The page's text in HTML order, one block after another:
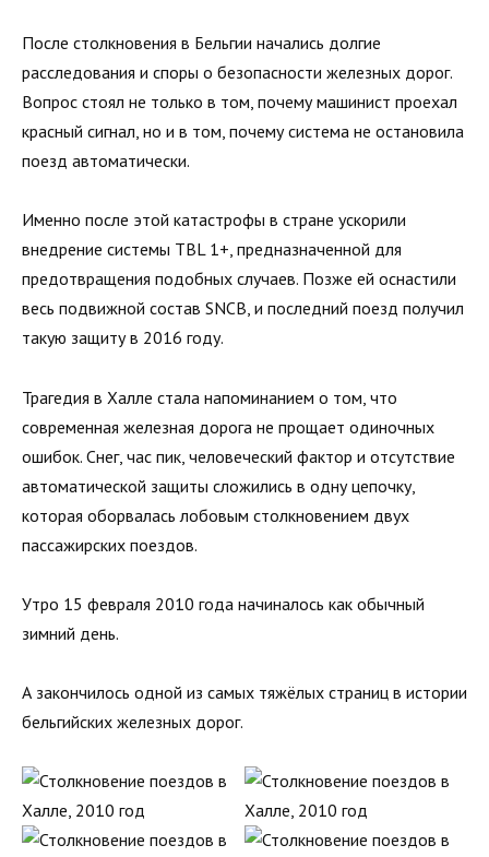
После столкновения в Бельгии начались долгие
расследования и споры о безопасности железных дорог.
Вопрос стоял не только в том, почему машинист проехал
красный сигнал, но и в том, почему система не остановила
поезд автоматически.
Именно после этой катастрофы в стране ускорили
внедрение системы TBL 1+, предназначенной для
предотвращения подобных случаев. Позже ей оснастили
весь подвижной состав SNCB, и последний поезд получил
такую защиту в 2016 году.
Трагедия в Халле стала напоминанием о том, что
современная железная дорога не прощает одиночных
ошибок. Снег, час пик, человеческий фактор и отсутствие
автоматической защиты сложились в одну цепочку,
которая оборвалась лобовым столкновением двух
пассажирских поездов.
Утро 15 февраля 2010 года начиналось как обычный
зимний день.
А закончилось одной из самых тяжёлых страниц в истории
бельгийских железных дорог.